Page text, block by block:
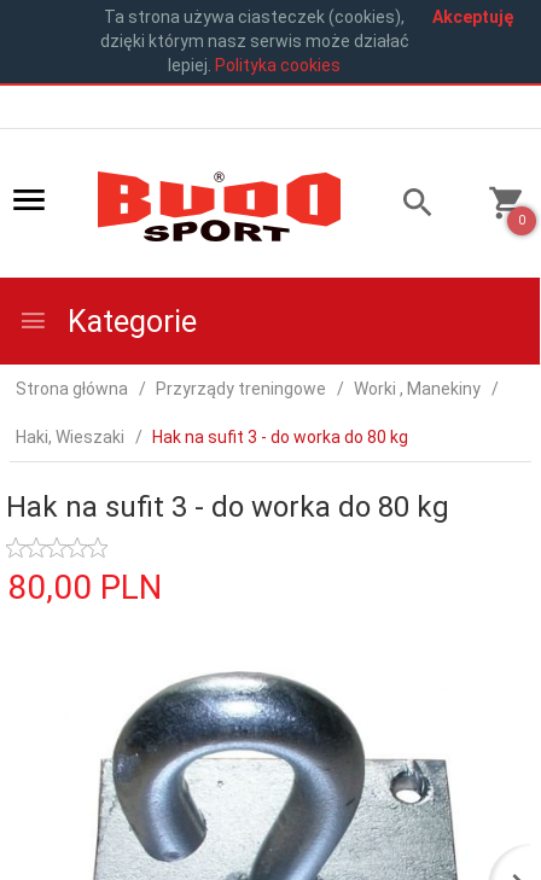
Ta strona używa ciasteczek (cookies),
dzięki którym nasz serwis może działać
lepiej. Polityka cookies
Akceptuję
0
Kategorie
Strona główna Przyrządy treningowe Worki , Manekiny
Haki, Wieszaki Hak na sufit 3 - do worka do 80 kg
Hak na sufit 3 - do worka do 80 kg
80,00 PLN